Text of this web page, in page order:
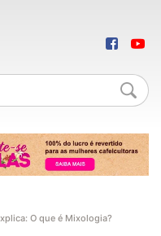
O que é Mixologia?